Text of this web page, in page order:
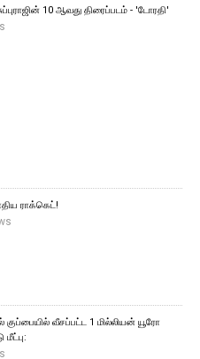
10 ஆவது திரைப்படம் - 'டோரதி'
ராக்கெட்!
குப்பையில் வீசப்பட்ட 1 மில்லியன் யூரோ
மீட்பு: